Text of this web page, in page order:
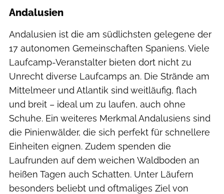
Andalusien
Andalusien ist die am südlichsten gelegene der
17 autonomen Gemeinschaften Spaniens. Viele
Laufcamp-Veranstalter bieten dort nicht zu
Unrecht diverse Laufcamps an. Die Strände am
Mittelmeer und Atlantik sind weitläufig, flach
und breit – ideal um zu laufen, auch ohne
Schuhe. Ein weiteres Merkmal Andalusiens sind
die Pinienwälder, die sich perfekt für schnellere
Einheiten eignen. Zudem spenden die
Laufrunden auf dem weichen Waldboden an
heißen Tagen auch Schatten. Unter Läufern
besonders beliebt und oftmaliges Ziel von